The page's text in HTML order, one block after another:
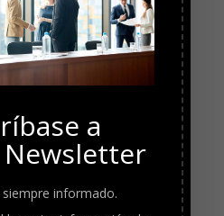
a
informado.